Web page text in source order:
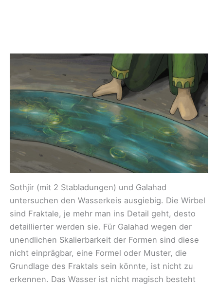
Sothjir (mit 2 Stabladungen) und Galahad
untersuchen den Wasserkeis ausgiebig. Die Wirbel
sind Fraktale, je mehr man ins Detail geht, desto
detaillierter werden sie. Für Galahad wegen der
unendlichen Skalierbarkeit der Formen sind diese
nicht einprägbar, eine Formel oder Muster, die
Grundlage des Fraktals sein könnte, ist nicht zu
erkennen. Das Wasser ist nicht magisch besteht